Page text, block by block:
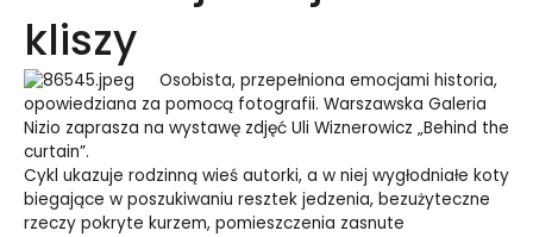
kliszy
Osobista, przepełniona emocjami historia,
opowiedziana za pomocą fotografii. Warszawska Galeria
Nizio zaprasza na wystawę zdjęć Uli Wiznerowicz „Behind the
curtain”.
Cykl ukazuje rodzinną wieś autorki, a w niej wygłodniałe koty
biegające w poszukiwaniu resztek jedzenia, bezużyteczne
rzeczy pokryte kurzem, pomieszczenia zasnute